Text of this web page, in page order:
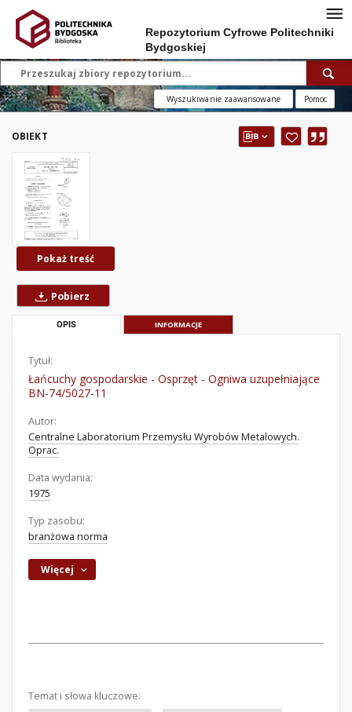
Repozytorium Cyfrowe Politechniki
Bydgoskiej
Wyszukiwanie zaawansowane Pomoc
OBIEKT
Pokaż treść
Pobierz
OPIS INFORMACJE
Tytuł:
Łańcuchy gospodarskie - Osprzęt - Ogniwa uzupełniające
BN-74/5027-11
Autor:
Centralne Laboratorium Przemysłu Wyrobów Metalowych.
Oprac.
Data wydania:
1975
Typ zasobu:
branżowa norma
Więcej
Temat i słowa kluczowe: